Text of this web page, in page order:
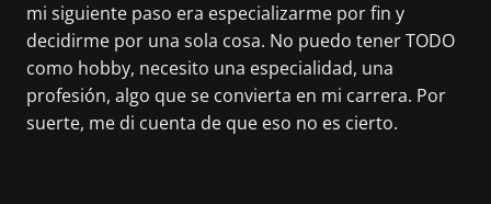
mi siguiente paso era especializarme por fin y
decidirme por una sola cosa. No puedo tener TODO
como hobby, necesito una especialidad, una
profesión, algo que se convierta en mi carrera. Por
suerte, me di cuenta de que eso no es cierto.